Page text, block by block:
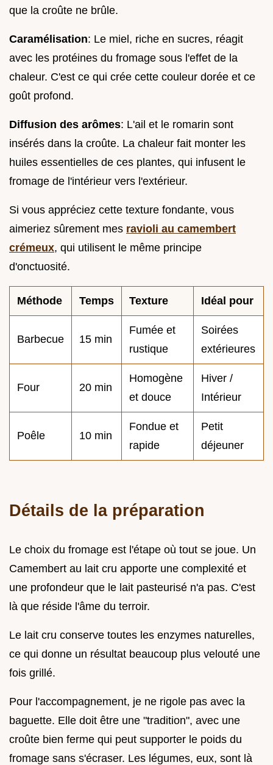
que la croûte ne brûle.
Caramélisation: Le miel, riche en sucres, réagit
avec les protéines du fromage sous l'effet de la
chaleur. C'est ce qui crée cette couleur dorée et ce
goût profond.
Diffusion des arômes: L'ail et le romarin sont
insérés dans la croûte. La chaleur fait monter les
huiles essentielles de ces plantes, qui infusent le
fromage de l'intérieur vers l'extérieur.
Si vous appréciez cette texture fondante, vous
aimeriez sûrement mes ravioli au camembert
crémeux, qui utilisent le même principe
d'onctuosité.
Méthode Temps Texture Idéal pour
Barbecue 15 min
Fumée et
rustique
Soirées
extérieures
Four 20 min
Homogène
et douce
Hiver /
Intérieur
Poêle 10 min
Fondue et
rapide
Petit
déjeuner
Détails de la préparation
Le choix du fromage est l'étape où tout se joue. Un
Camembert au lait cru apporte une complexité et
une profondeur que le lait pasteurisé n'a pas. C'est
là que réside l'âme du terroir.
Le lait cru conserve toutes les enzymes naturelles,
ce qui donne un résultat beaucoup plus velouté une
fois grillé.
Pour l'accompagnement, je ne rigole pas avec la
baguette. Elle doit être une "tradition", avec une
croûte bien ferme qui peut supporter le poids du
fromage sans s'écraser. Les légumes, eux, sont là